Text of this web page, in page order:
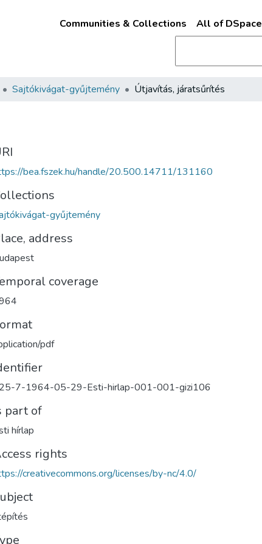
Communities & Collections All of DSpace
Sajtókivágat-gyűjtemény Útjavítás, járatsűrítés
bea.fszek.hu/handle/20.500.14711/131160
gyűjtemény
address
coverage
pdf
7-1964-05-29-Esti-hirlap-001-001-gizi106
part of
hírlap
rights
creativecommons.org/licenses/by-nc/4.0/